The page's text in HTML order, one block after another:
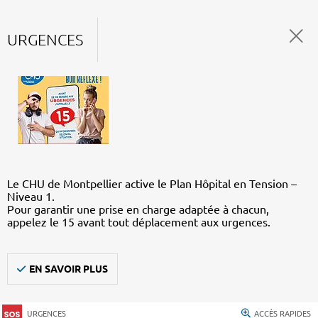
URGENCES
Le CHU de Montpellier active le Plan Hôpital en Tension –
Niveau 1.
Pour garantir une prise en charge adaptée à chacun,
appelez le 15 avant tout déplacement aux urgences.
EN SAVOIR PLUS
URGENCES ACCÈS RAPIDES